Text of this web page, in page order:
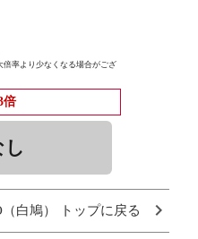
率より少なくなる場合がござ
倍
（白鳩） トップに戻る